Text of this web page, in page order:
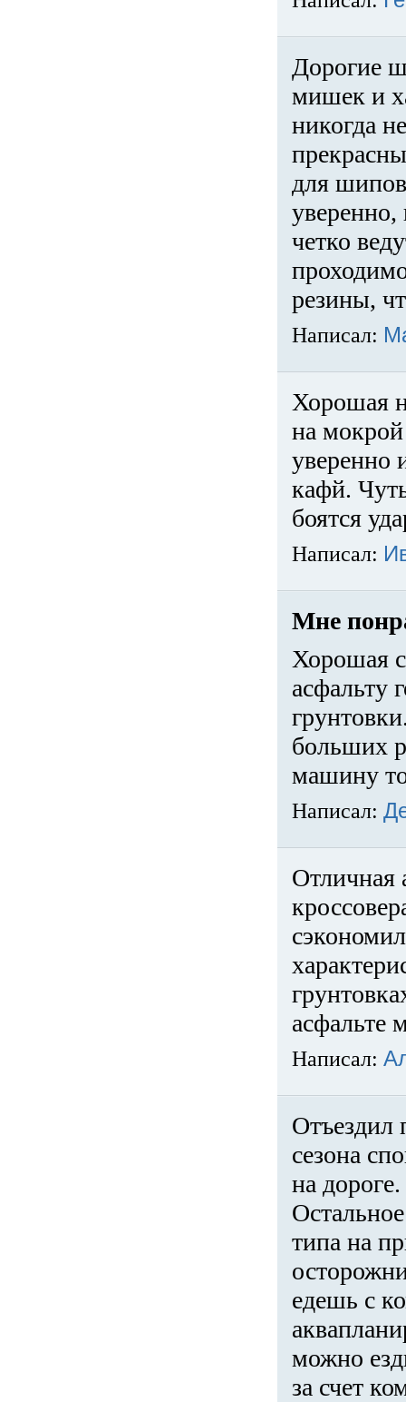
Дорогие
мишек и
никогда
для
четко
резины,
Написал:
Хорошая
на
уверенно
кафй.
боятся
Написал:
Мне
Хорошая
асфальту
больших
машину
Написал:
Отличная
асфальте
Написал:
Отъездил
сезона
на
типа на
едешь с
можно
за счет